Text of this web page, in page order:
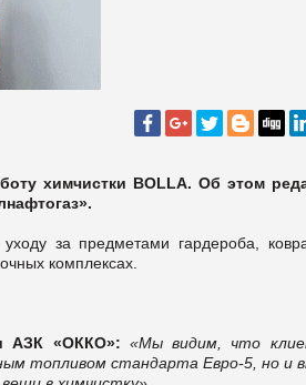
химчистки BOLLA. Об этом
за предметами гардероба,
комплексах.
АЗК «ОККО»: «Мы видим, что
топливом стандарта Евро-5, но и